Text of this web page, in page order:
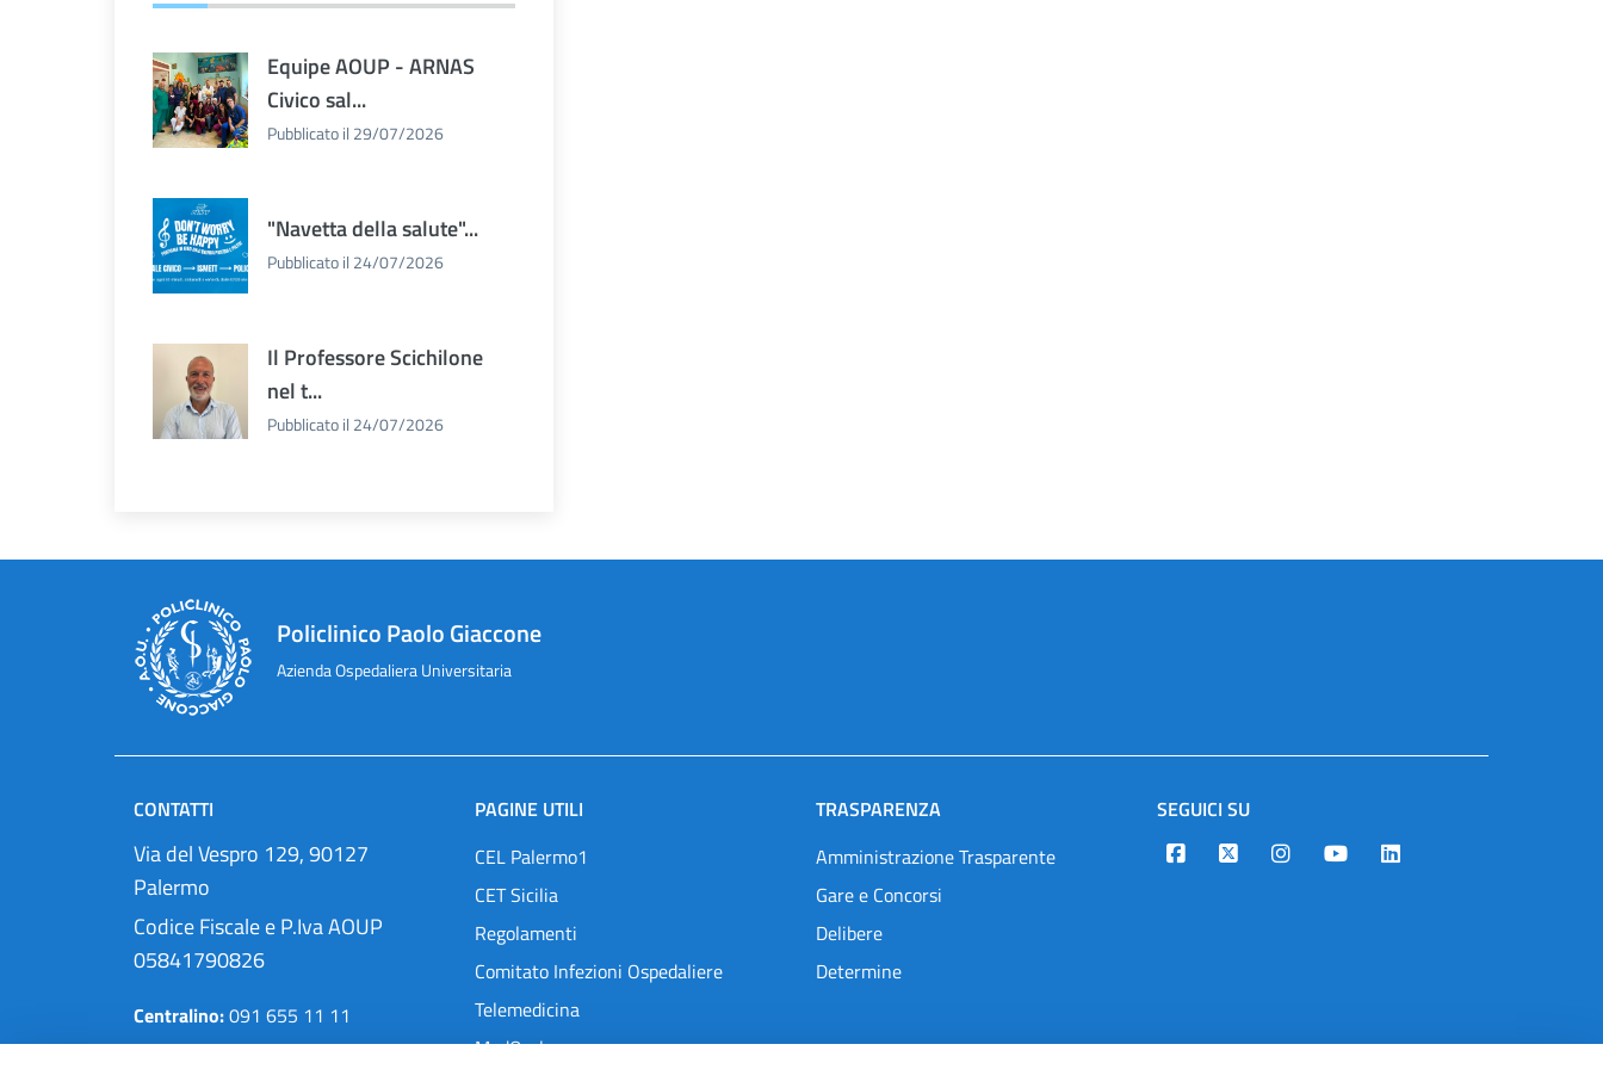
Equipe AOUP - ARNAS
Civico sal...
Pubblicato il 29/07/2026
"Navetta della salute"...
Pubblicato il 24/07/2026
Il Professore Scichilone
nel t...
Pubblicato il 24/07/2026
Policlinico Paolo Giaccone
Azienda Ospedaliera Universitaria
CONTATTI
Via del Vespro 129, 90127
Palermo
Codice Fiscale e P.Iva AOUP
05841790826
Centralino:091 655 11 11
Pec:protocollo@cert.policlinico.pa.it
PAGINE UTILI
CEL Palermo1
CET Sicilia
Regolamenti
Comitato Infezioni Ospedaliere
Telemedicina
MedOral
TRASPARENZA
Amministrazione Trasparente
Gare e Concorsi
Delibere
Determine
SEGUICI SU
Designers Italia
TwitterInstagramYoutubeLinkedin